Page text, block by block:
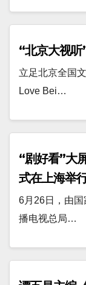
“北京大视
立足北京全国
Love Bei…
“剧好看”大
式在上海举
6月26日，由
播电视总局…